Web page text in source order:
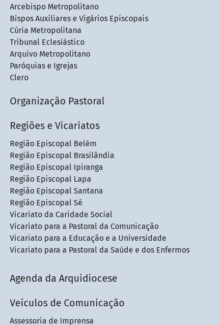
Arcebispo Metropolitano
Bispos Auxiliares e Vigários Episcopais
Cúria Metropolitana
Tribunal Eclesiástico
Arquivo Metropolitano
Paróquias e Igrejas
Clero
Organização Pastoral
Regiões e Vicariatos
Região Episcopal Belém
Região Episcopal Brasilândia
Região Episcopal Ipiranga
Região Episcopal Lapa
Região Episcopal Santana
Região Episcopal Sé
Vicariato da Caridade Social
Vicariato para a Pastoral da Comunicação
Vicariato para a Educação e a Universidade
Vicariato para a Pastoral da Saúde e dos Enfermos
Agenda da Arquidiocese
Veículos de Comunicação
Assessoria de Imprensa